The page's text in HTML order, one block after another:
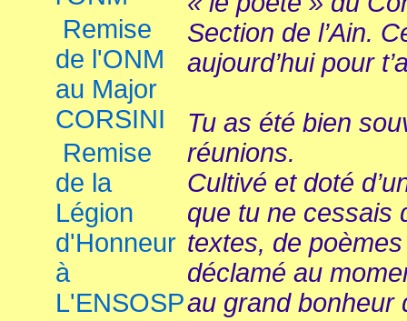
Remise
de l'ONM
au Major
CORSINI
Remise
de la
Légion
d'Honneur
à
L'ENSOSP
Section de l’Ain.
aujourd’hui pour
Tu as été bien
réunions.
Cultivé et doté
que tu ne cessais
textes, de
déclamé au
au grand bonheur